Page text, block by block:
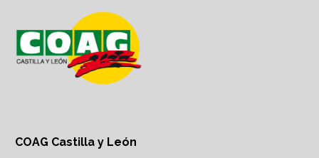
COAG Castilla y León